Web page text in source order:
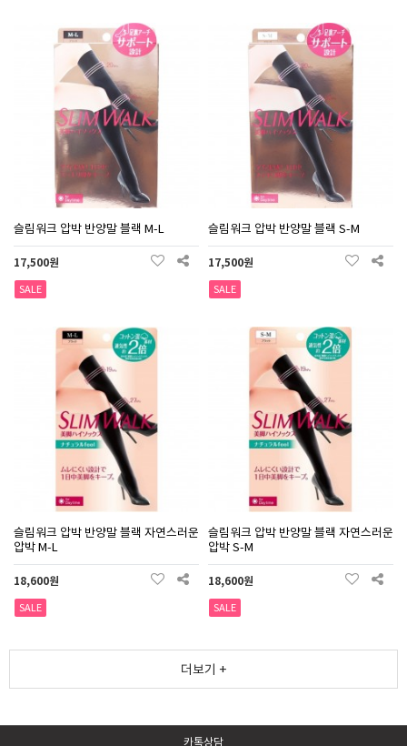
슬림워크 압박 반양말 블랙 M-L
17,500원
SALE
슬림워크 압박 반양말 블랙 S-M
17,500원
SALE
슬림워크 압박 반양말 블랙 자연스러운
압박 M-L
18,600원
SALE
슬림워크 압박 반양말 블랙 자연스러운
압박 S-M
18,600원
SALE
더보기 +
카톡상담